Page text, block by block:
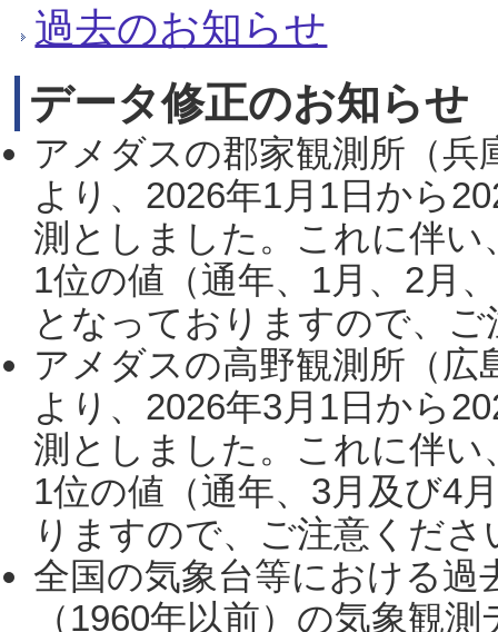
過去のお知らせ
データ修正のお知らせ
アメダスの郡家観測所（
より、2026年1月1日から
測としました。これに伴い
1位の値（通年、1月、2月
となっておりますので、
アメダスの高野観測所（
より、2026年3月1日から
測としました。これに伴い
1位の値（通年、3月及び4
りますので、ご注意くだ
全国の気象台等における過
（1960年以前）の気象観